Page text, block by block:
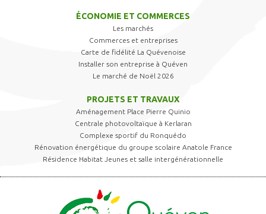
ÉCONOMIE ET COMMERCES
Les marchés
Commerces et entreprises
Carte de fidélité La Quévenoise
Installer son entreprise à Quéven
Le marché de Noël 2026
PROJETS ET TRAVAUX
Aménagement Place Pierre Quinio
Centrale photovoltaïque à Kerlaran
Complexe sportif du Ronquédo
Rénovation énergétique du groupe scolaire Anatole France
Résidence Habitat Jeunes et salle intergénérationnelle